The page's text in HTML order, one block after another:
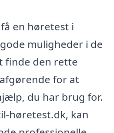
en høretest i
muligheder i de
finde den rette
for at
du har brug for.
høretest.dk, kan